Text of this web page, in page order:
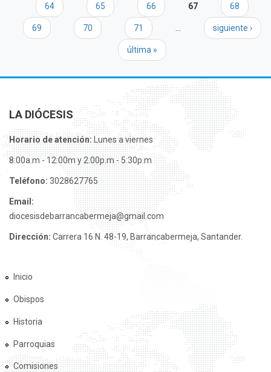
64 65 66 67 68
69 70 71 siguiente ›
última »
LA DIÓCESIS
Horario de atención:Lunes a viernes
8:00a.m - 12:00m y 2:00p.m - 5:30p.m
Teléfono: 3028627765
Email:
diocesisdebarrancabermeja@gmail.com
Dirección: Carrera 16 N. 48-19, Barrancabermeja, Santander.
Inicio
Obispos
Historia
Parroquias
Comisiones